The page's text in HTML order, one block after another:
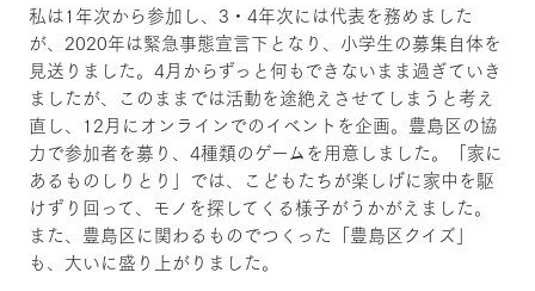
私は1年次から参加し、3・4年次には代表を務めました
が、2020年は緊急事態宣言下となり、小学生の募集自体を
見送りました。4月からずっと何もできないまま過ぎていき
ましたが、このままでは活動を途絶えさせてしまうと考え
直し、12月にオンラインでのイベントを企画。豊島区の協
力で参加者を募り、4種類のゲームを用意しました。「家に
あるものしりとり」では、こどもたちが楽しげに家中を駆
けずり回って、モノを探してくる様子がうかがえました。
また、豊島区に関わるものでつくった「豊島区クイズ」
も、大いに盛り上がりました。